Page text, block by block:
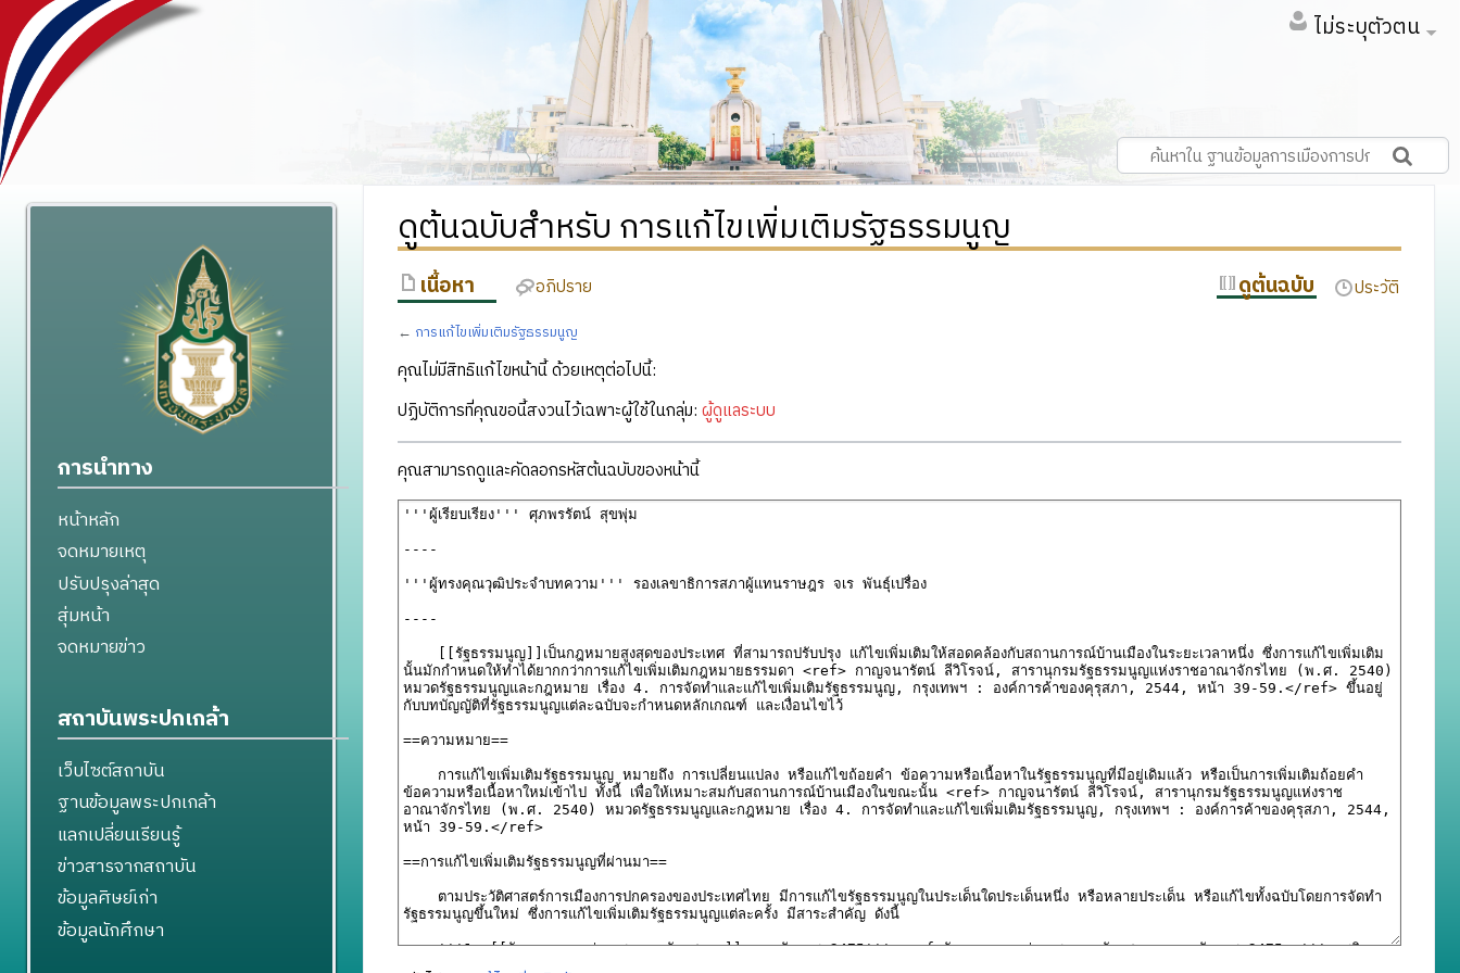
ไม่ระบุตัวตน
ดูต้นฉบับสำหรับ การแก้ไขเพิ่มเติมรัฐธรรมนูญ
เนื้อหา อภิปราย ดูต้นฉบับ ประวัติ
← การแก้ไขเพิ่มเติมรัฐธรรมนูญ
คุณไม่มีสิทธิแก้ไขหน้านี้ ด้วยเหตุต่อไปนี้:
ปฏิบัติการที่คุณขอนี้สงวนไว้เฉพาะผู้ใช้ในกลุ่ม: ผู้ดูแลระบบ
คุณสามารถดูและคัดลอกรหัสต้นฉบับของหน้านี้
การนำทาง
หน้าหลัก
จดหมายเหตุ
ปรับปรุงล่าสุด
สุ่มหน้า
จดหมายข่าว
สถาบันพระปกเกล้า
เว็บไซต์สถาบัน
ฐานข้อมูลพระปกเกล้า
แลกเปลี่ยนเรียนรู้
ข่าวสารจากสถาบัน
ข้อมูลศิษย์เก่า
ข้อมูลนักศึกษา